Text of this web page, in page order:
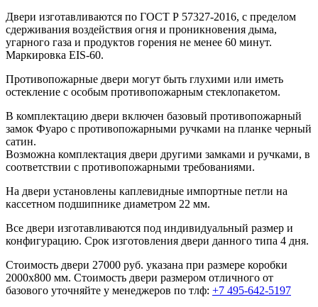
Двери изготавливаются по ГОСТ Р 57327-2016, с пределом
сдерживания воздействия огня и проникновения дыма,
угарного газа и продуктов горения не менее 60 минут.
Маркировка EIS-60.
Противопожарные двери могут быть глухими или иметь
остекление с особым противопожарным стеклопакетом.
В комплектацию двери включен базовый противопожарный
замок Фуаро с противопожарными ручками на планке черный
сатин.
Возможна комплектация двери другими замками и ручками, в
соответствии с противопожарными требованиями.
На двери установлены каплевидные импортные петли на
кассетном подшипнике диаметром 22 мм.
Все двери изготавливаются под индивидуальный размер и
конфигурацию. Срок изготовления двери данного типа 4 дня.
Стоимость двери 27000 руб. указана при размере коробки
2000х800 мм. Стоимость двери размером отличного от
базового уточняйте у менеджеров по тлф: +7 495-642-5197